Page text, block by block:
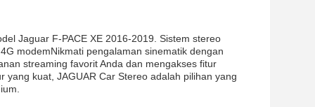
Jaguar F-PACE XE 2016-2019. Sistem stereo
modemNikmati pengalaman sinematik dengan
streaming favorit Anda dan mengakses fitur
kuat, JAGUAR Car Stereo adalah pilihan yang